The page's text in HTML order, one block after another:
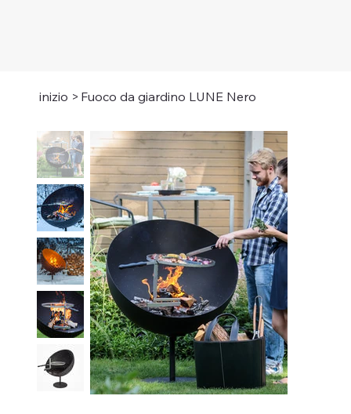
inizio > Fuoco da giardino LUNE Nero